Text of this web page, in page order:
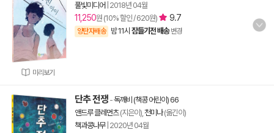
미리보기
풀빛미디어 2018년 04월
11,250원 (10% 할인 / 620원) 9.7
양탄자배송 밤 11시 잠들기전 배송 변경
단추 전쟁 -독깨비 (책콩 어린이) 66
앤드루 클레먼츠(지은이), 천미나(옮긴이)
책과콩나무| 2020년 04월